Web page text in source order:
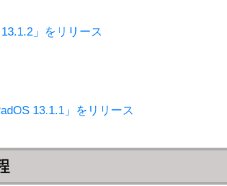
」をリリース
13.1.1」をリリース